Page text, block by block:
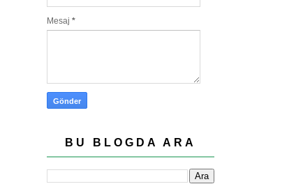
Mesaj *
BU BLOGDA ARA